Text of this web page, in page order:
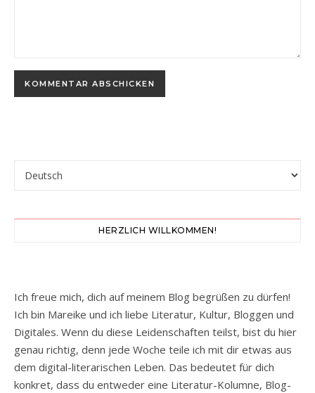
HERZLICH WILLKOMMEN!
Ich freue mich, dich auf meinem Blog begrüßen zu dürfen!
Ich bin Mareike und ich liebe Literatur, Kultur, Bloggen und
Digitales. Wenn du diese Leidenschaften teilst, bist du hier
genau richtig, denn jede Woche teile ich mit dir etwas aus
dem digital-literarischen Leben. Das bedeutet für dich
konkret, dass du entweder eine Literatur-Kolumne, Blog-